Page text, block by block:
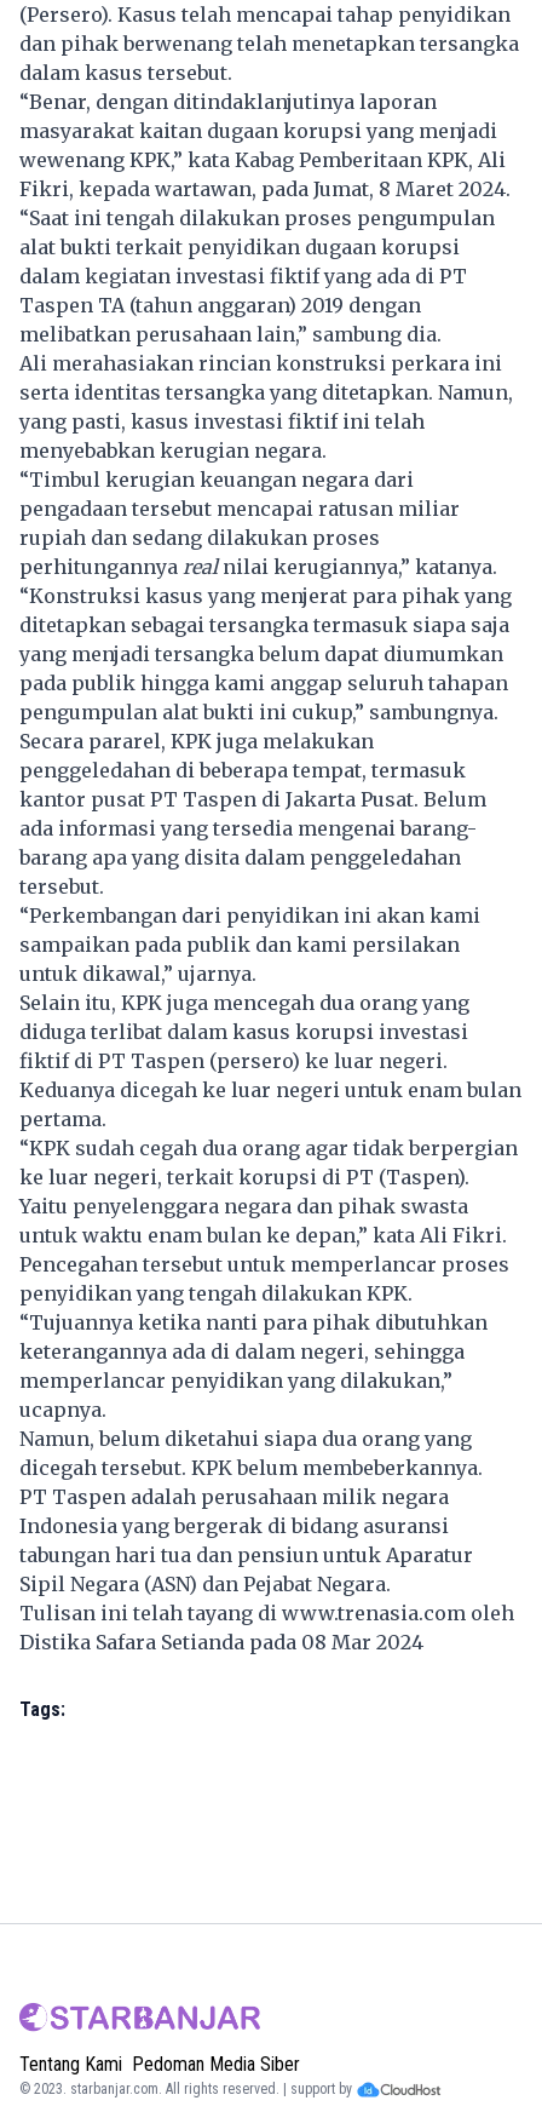
(Persero). Kasus telah mencapai tahap penyidikan
dan pihak berwenang telah menetapkan tersangka
dalam kasus tersebut.
“Benar, dengan ditindaklanjutinya laporan
masyarakat kaitan dugaan korupsi yang menjadi
wewenang KPK,” kata Kabag Pemberitaan KPK, Ali
Fikri, kepada wartawan, pada Jumat, 8 Maret 2024.
“Saat ini tengah dilakukan proses pengumpulan
alat bukti terkait penyidikan dugaan korupsi
dalam kegiatan investasi fiktif yang ada di PT
Taspen TA (tahun anggaran) 2019 dengan
melibatkan perusahaan lain,” sambung dia.
Ali merahasiakan rincian konstruksi perkara ini
serta identitas tersangka yang ditetapkan. Namun,
yang pasti, kasus investasi fiktif ini telah
menyebabkan kerugian negara.
“Timbul kerugian keuangan negara dari
pengadaan tersebut mencapai ratusan miliar
rupiah dan sedang dilakukan proses
perhitungannya realnilai kerugiannya,” katanya.
“Konstruksi kasus yang menjerat para pihak yang
ditetapkan sebagai tersangka termasuk siapa saja
yang menjadi tersangka belum dapat diumumkan
pada publik hingga kami anggap seluruh tahapan
pengumpulan alat bukti ini cukup,” sambungnya.
Secara pararel, KPK juga melakukan
penggeledahan di beberapa tempat, termasuk
kantor pusat PT Taspen di Jakarta Pusat. Belum
ada informasi yang tersedia mengenai barang-
barang apa yang disita dalam penggeledahan
tersebut.
“Perkembangan dari penyidikan ini akan kami
sampaikan pada publik dan kami persilakan
untuk dikawal,” ujarnya.
Selain itu, KPK juga mencegah dua orang yang
diduga terlibat dalam kasus korupsi investasi
fiktif di PT Taspen (persero) ke luar negeri.
Keduanya dicegah ke luar negeri untuk enam bulan
pertama.
“KPK sudah cegah dua orang agar tidak berpergian
ke luar negeri, terkait korupsi di PT (Taspen).
Yaitu penyelenggara negara dan pihak swasta
untuk waktu enam bulan ke depan,” kata Ali Fikri.
Pencegahan tersebut untuk memperlancar proses
penyidikan yang tengah dilakukan KPK.
“Tujuannya ketika nanti para pihak dibutuhkan
keterangannya ada di dalam negeri, sehingga
memperlancar penyidikan yang dilakukan,”
ucapnya.
Namun, belum diketahui siapa dua orang yang
dicegah tersebut. KPK belum membeberkannya.
PT Taspen adalah perusahaan milik negara
Indonesia yang bergerak di bidang asuransi
tabungan hari tua dan pensiun untuk Aparatur
Sipil Negara (ASN) dan Pejabat Negara.
Tulisan ini telah tayang di www.trenasia.com oleh
Distika Safara Setianda pada 08 Mar 2024
Tags:
Tentang Kami Pedoman Media Siber
© 2023. starbanjar.com. All rights reserved. | support by